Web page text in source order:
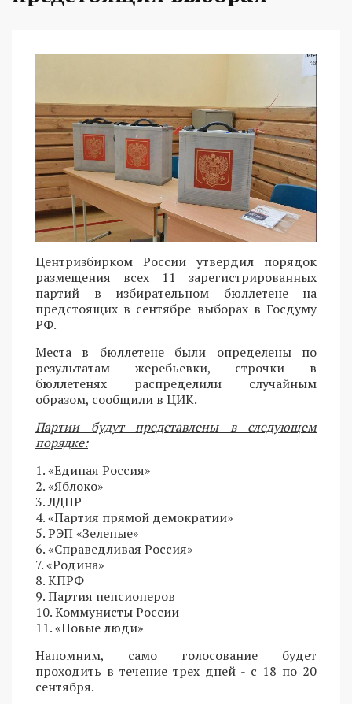
Центризбирком России утвердил порядок
размещения всех 11 зарегистрированных
партий в избирательном бюллетене на
предстоящих в сентябре выборах в Госдуму
РФ.
Места в бюллетене были определены по
результатам жеребьевки, строчки в
бюллетенях распределили случайным
образом, сообщили в ЦИК.
Партии будут представлены в следующем
порядке:
1. «Единая Россия»
2. «Яблоко»
3. ЛДПР
4. «Партия прямой демократии»
5. РЭП «Зеленые»
6. «Справедливая Россия»
7. «Родина»
8. КПРФ
9. Партия пенсионеров
10. Коммунисты России
11. «Новые люди»
Напомним, само голосование будет
проходить в течение трех дней - с 18 по 20
сентября.